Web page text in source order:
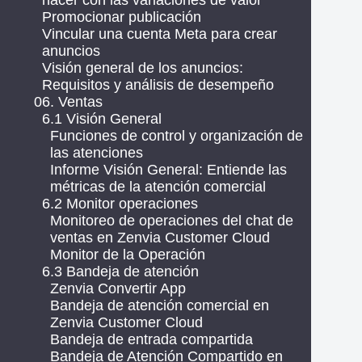
Promocionar publicación
Vincular una cuenta Meta para crear
anuncios
Visión general de los anuncios:
Requisitos y análisis de desempeño
06. Ventas
6.1 Visión General
Funciones de control y organización de
las atenciones
Informe Visión General: Entiende las
métricas de la atención comercial
6.2 Monitor operaciones
Monitoreo de operaciones del chat de
ventas en Zenvia Customer Cloud
Monitor de la Operación
6.3 Bandeja de atención
Zenvia Convertir App
Bandeja de atención comercial en
Zenvia Customer Cloud
Bandeja de entrada compartida
Bandeja de Atención Compartido en